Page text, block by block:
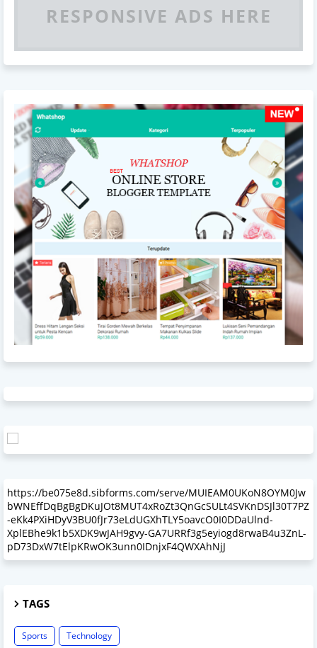
RESPONSIVE ADS HERE
https://be075e8d.sibforms.com/serve/MUIEAM0UKoN8OYM0Jw
bWNEffDqBgBgDKuJOt8MUT4xRoZt3QnGcSULt4SVKnDSJl30T7PZ
-eKk4PXiHDyV3BU0fJr73eLdUGXhTLY5oavcO0I0DDaUlnd-
XplEBhe9k1b5XDK9wJAH9gvy-GA7URRf3g5eyiogd8rwaB4u3ZnL-
pD73DxW7tElpKRwOK3unn0IDnjxF4QWXAhNjJ
TAGS
Sports Technology